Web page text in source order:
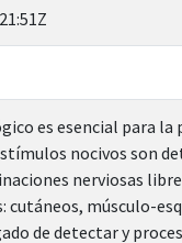
es esencial para
nocivos son
nerviosas
cutáneos, músculo-
de detectar y